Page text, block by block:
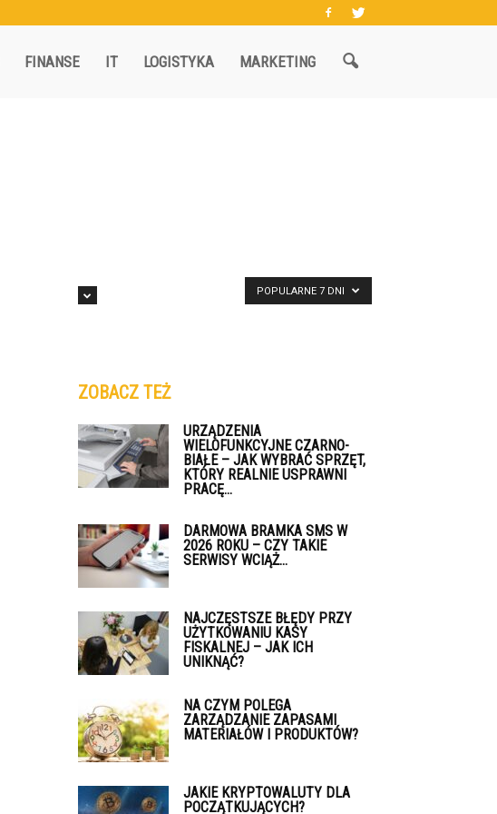
FINANSE IT LOGISTYKA MARKETING
POPULARNE 7 DNI
ZOBACZ TEŻ
URZĄDZENIA
WIELOFUNKCYJNE CZARNO-
BIAŁE – JAK WYBRAĆ SPRZĘT,
KTÓRY REALNIE USPRAWNI
PRACĘ...
DARMOWA BRAMKA SMS W
2026 ROKU – CZY TAKIE
SERWISY WCIĄŻ...
NAJCZĘSTSZE BŁĘDY PRZY
UŻYTKOWANIU KASY
FISKALNEJ – JAK ICH
UNIKNĄĆ?
NA CZYM POLEGA
ZARZĄDZANIE ZAPASAMI
MATERIAŁÓW I PRODUKTÓW?
JAKIE KRYPTOWALUTY DLA
POCZĄTKUJĄCYCH?